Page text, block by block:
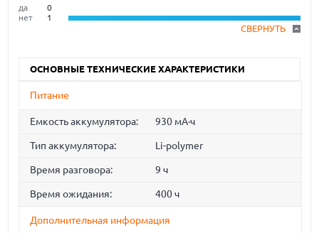
да
0
нет
1
СВЕРНУТЬ
ОСНОВНЫЕ ТЕХНИЧЕСКИЕ ХАРАКТЕРИСТИКИ
Питание
Емкость аккумулятора: 930 мА·ч
Тип аккумулятора: Li-polymer
Время разговора: 9 ч
Время ожидания: 400 ч
Дополнительная информация